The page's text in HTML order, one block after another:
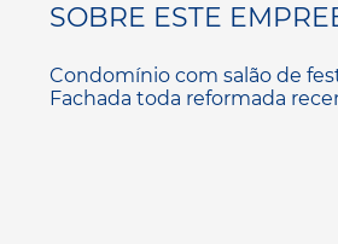
SOBRE ESTE
Condomínio com salão de
Fachada toda reformada